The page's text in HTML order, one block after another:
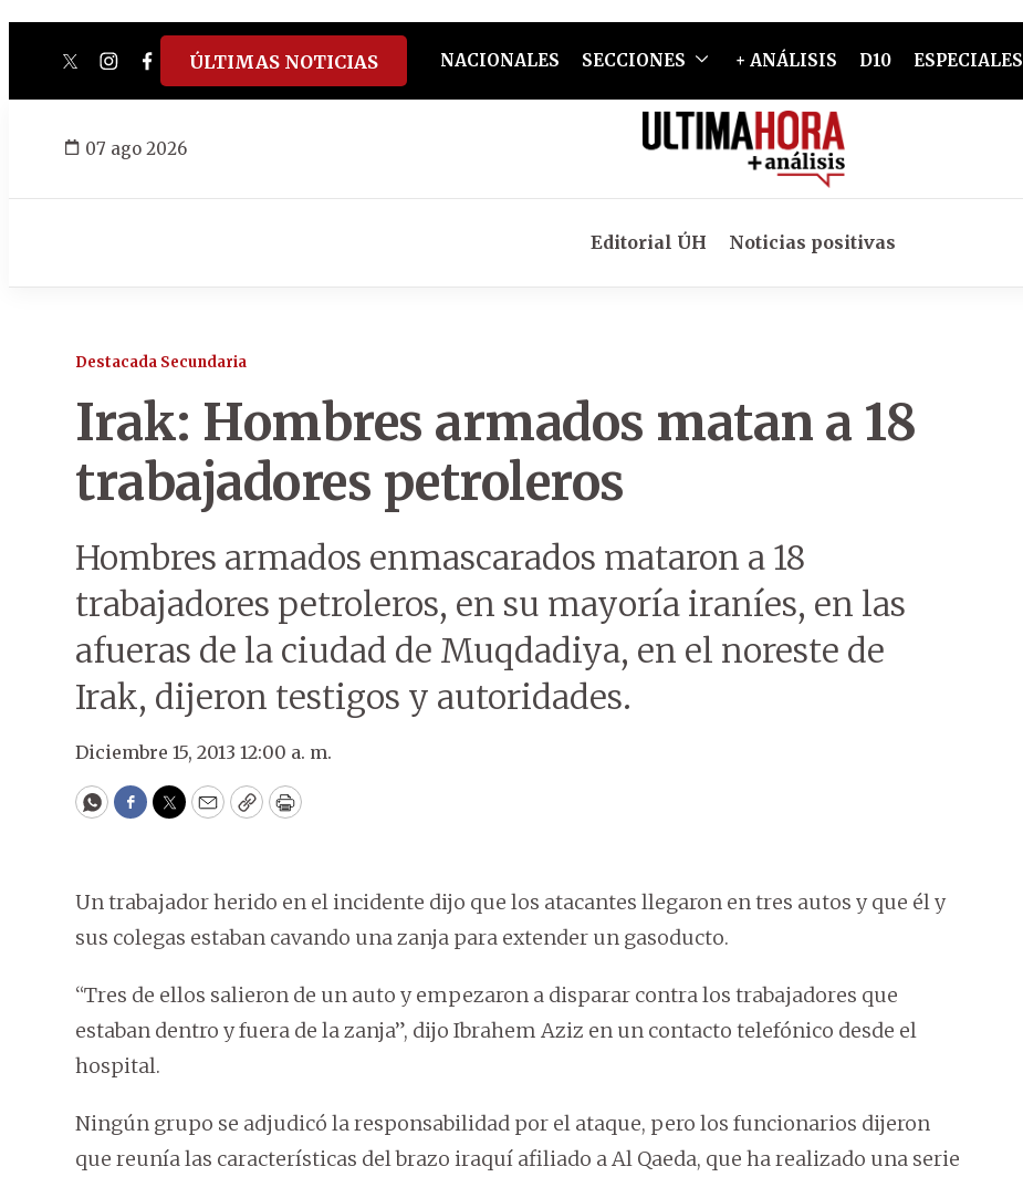
twitterinstagram
facebook
tiktokyoutube
spotify
ÚLTIMAS NOTICIAS NACIONALES SECCIONES + ANÁLISIS D10 ESPECIALES
07 ago 2026
Editorial ÚH Noticias positivas
Destacada Secundaria
Irak: Hombres armados matan a 18
trabajadores petroleros
Hombres armados enmascarados mataron a 18
trabajadores petroleros, en su mayoría iraníes, en las
afueras de la ciudad de Muqdadiya, en el noreste de
Irak, dijeron testigos y autoridades.
Diciembre 15, 2013 12:00 a. m.
WhatsApp
Facebook
Twitter
EmailCopyPrint
Un trabajador herido en el incidente dijo que los atacantes llegaron en tres autos y que él y
sus colegas estaban cavando una zanja para extender un gasoducto.
“Tres de ellos salieron de un auto y empezaron a disparar contra los trabajadores que
estaban dentro y fuera de la zanja”, dijo Ibrahem Aziz en un contacto telefónico desde el
hospital.
Ningún grupo se adjudicó la responsabilidad por el ataque, pero los funcionarios dijeron
que reunía las características del brazo iraquí afiliado a Al Qaeda, que ha realizado una serie